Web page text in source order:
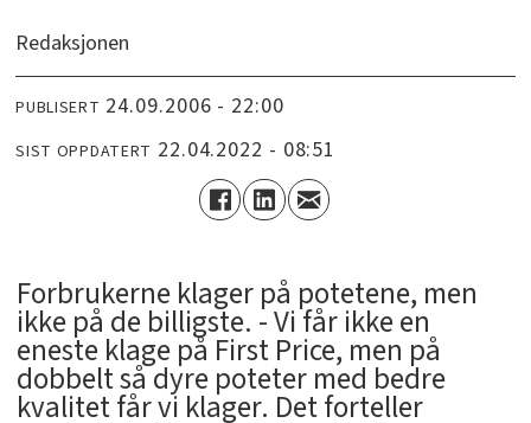
Redaksjonen
PUBLISERT 24.09.2006 - 22:00
SIST OPPDATERT 22.04.2022 - 08:51
Forbrukerne klager på potetene, men
ikke på de billigste. - Vi får ikke en
eneste klage på First Price, men på
dobbelt så dyre poteter med bedre
kvalitet får vi klager. Det forteller